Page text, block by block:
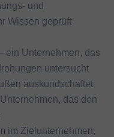
und
Wissen geprüft
ein Unternehmen, das
untersucht
auskundschaftet
das den
im Zielunternehmen,